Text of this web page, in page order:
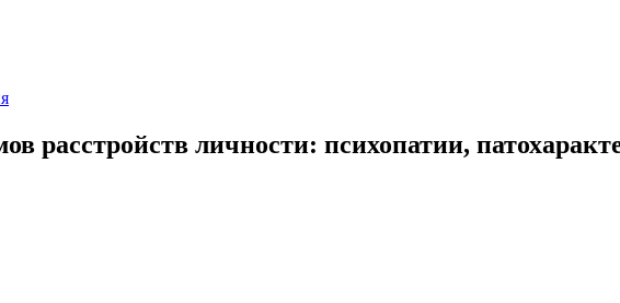
расстройств личности: психопатии,